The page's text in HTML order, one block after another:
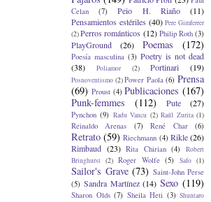
Celan
(7) Peio H. Riaño
(11)
Pensamientos estériles (40) Pere Gimferrer
(2)Perros románticos (12) Philip Roth (3)
PlayGround (26) Poemas (172)
Poesía masculina (3) Poetry is not dead
(38)
Poliamor (2) Portinari (19)
Posnoventismo (2) Power Paola (6) Prensa
(69) Proust (4) Publicaciones (167)
Punk-femmes
(112) Pute (27)
Pynchon (9) Radu Vancu (2) Raúl Zurita (1)
Reinaldo Arenas (7) René Char (6)
Retrato (59) Riechmann (4) Rikle (26)
Rimbaud (23) Rita Chirian (4)
Robert
Bringhurst (2) Roger Wolfe (5) Safo (1)
Sailor's Grave (73) Saint-John Perse
(5) Sandra Martínez (14) Sexo (119)
Sharon Olds (7) Sheila Heti (3) Shuntaro